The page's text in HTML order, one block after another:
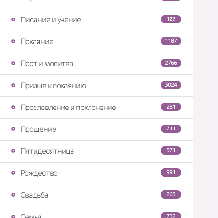
123
Писание и учение
1187
Покаяние
2766
Пост и молитва
3024
Призыв к покаянию
281
Прославление и поклонение
711
Прощение
571
Пятидесятница
991
Рождество
263
Свадьба
732